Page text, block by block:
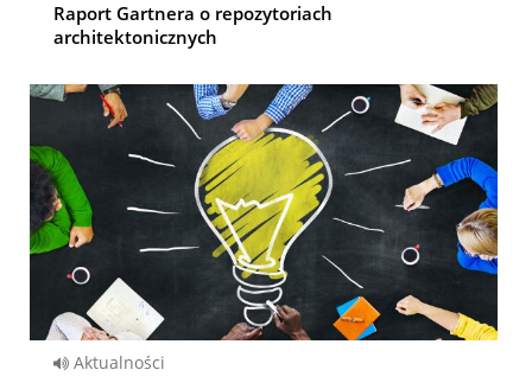
Raport Gartnera o repozytoriach
architektonicznych
Aktualności